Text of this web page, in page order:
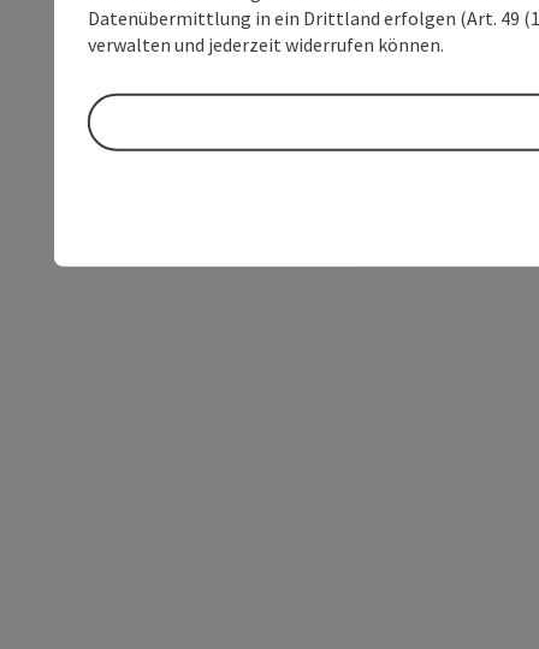
Datenübermittlung in ein Drittland erfolgen (Art. 49
verwalten und jederzeit widerrufen können.